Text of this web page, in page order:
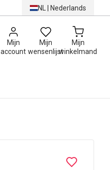
NL | Nederlands
Mijn
account
Mijn
wensenlijst
Mijn
winkelmand